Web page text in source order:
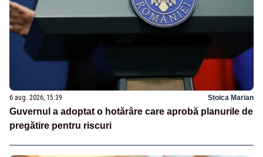
6 aug. 2026, 15:39 Stoica Marian
Guvernul a adoptat o hotărâre care aprobă planurile de
pregătire pentru riscuri